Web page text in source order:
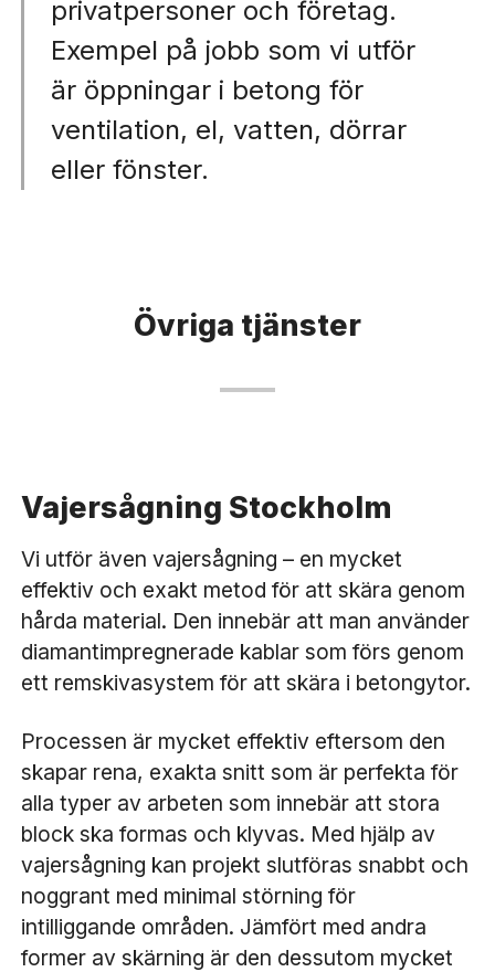
privatpersoner och företag.
Exempel på jobb som vi utför
är öppningar i betong för
ventilation, el, vatten, dörrar
eller fönster.
Övriga tjänster
Vajersågning Stockholm
Vi utför även vajersågning – en mycket
effektiv och exakt metod för att skära genom
hårda material. Den innebär att man använder
diamantimpregnerade kablar som förs genom
ett remskivasystem för att skära i betongytor.
Processen är mycket effektiv eftersom den
skapar rena, exakta snitt som är perfekta för
alla typer av arbeten som innebär att stora
block ska formas och klyvas. Med hjälp av
vajersågning kan projekt slutföras snabbt och
noggrant med minimal störning för
intilliggande områden. Jämfört med andra
former av skärning är den dessutom mycket